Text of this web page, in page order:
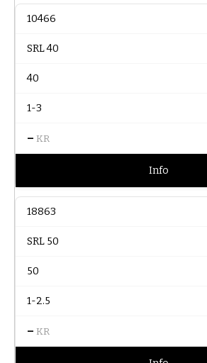
10466
SRL 40
40
1-3
– KR
Info
18863
SRL 50
50
1-2.5
– KR